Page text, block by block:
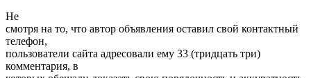
Не
смотря на то, что автор объявления оставил свой контактный
телефон,
пользователи сайта адресовали ему 33 (тридцать три)
комментария, в